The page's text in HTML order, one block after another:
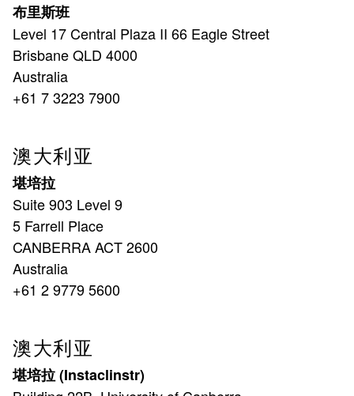
布里斯班
Level 17 Central Plaza II 66 Eagle Street
Brisbane QLD 4000
Australia
+61 7 3223 7900
澳大利亚
堪培拉
Suite 903 Level 9
5 Farrell Place
CANBERRA ACT 2600
Australia
+61 2 9779 5600
澳大利亚
堪培拉 (Instaclinstr)